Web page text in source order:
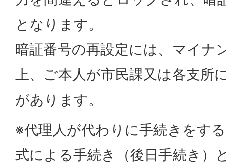
となります。
暗証番号の再設定には、マイナ
上、ご本人が市民課又は各支所
があります。
※代理人が代わりに手続きをす
式による手続き（後日手続き）